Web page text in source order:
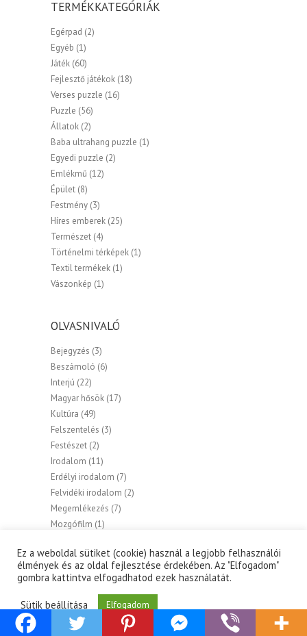
TERMÉKKATEGÓRIÁK
Egérpad (2)
Egyéb (1)
Játék (60)
Fejlesztő játékok (18)
Verses puzzle (16)
Puzzle (56)
Állatok (2)
Baba ultrahang puzzle (1)
Egyedi puzzle (2)
Emlékmű (12)
Épület (8)
Festmény (3)
Híres emberek (25)
Természet (4)
Történelmi térképek (1)
Textil termékek (1)
Vászonkép (1)
OLVASNIVALÓ
Bejegyzés (3)
Beszámoló (6)
Interjú (22)
Magyar hősök (17)
Kultúra (49)
Felszentelés (3)
Festészet (2)
Irodalom (11)
Erdélyi irodalom (7)
Felvidéki irodalom (2)
Megemlékezés (7)
Mozgófilm (1)
Történet(14)
Ünnep(1)
Magyar termék(2)
Összefogás
Ez a weboldal sütiket (cookie) használ a legjobb felhasználói
élmények és az oldal fejlesztése érdekében. Az "Elfogadom"
gombra kattintva elfogadhatod ezek használatát.
Sütik beállítása Elfogadom